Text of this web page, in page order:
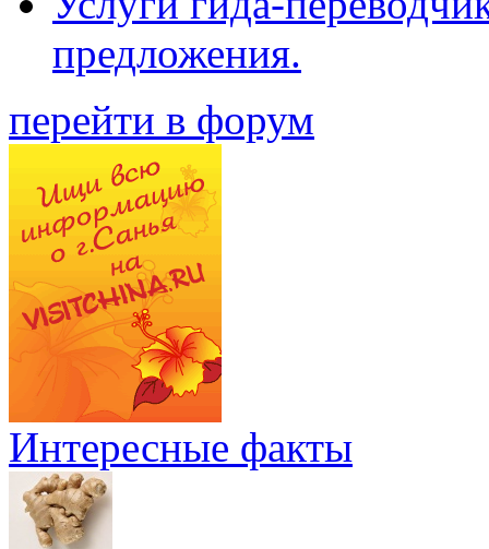
предложения.
перейти в форум
Интересные факты